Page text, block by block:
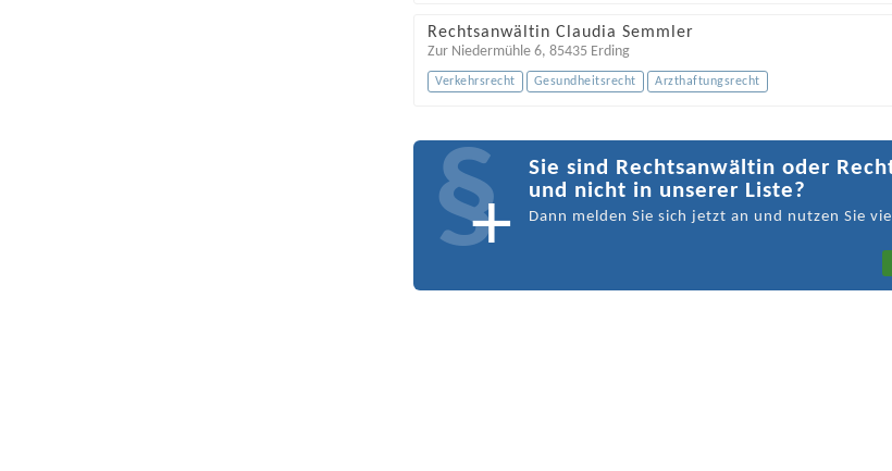
Rechtsanwältin Claudia Semmler
Zur Niedermühle 6,85435 Erding
Verkehrsrecht Gesundheitsrecht Arzthaftungsrecht
Sie sind Rechtsanwältin oder
und nicht in unserer Liste?
Dann melden Sie sich jetzt an und nutzen Sie